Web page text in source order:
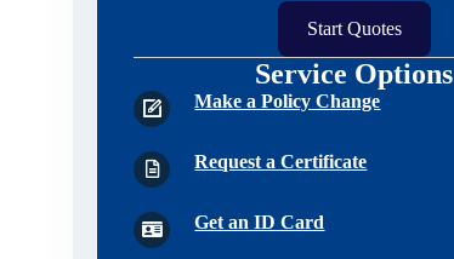
Start Quotes
Service Options
Make a Policy Change
Request a Certificate
Get an ID Card